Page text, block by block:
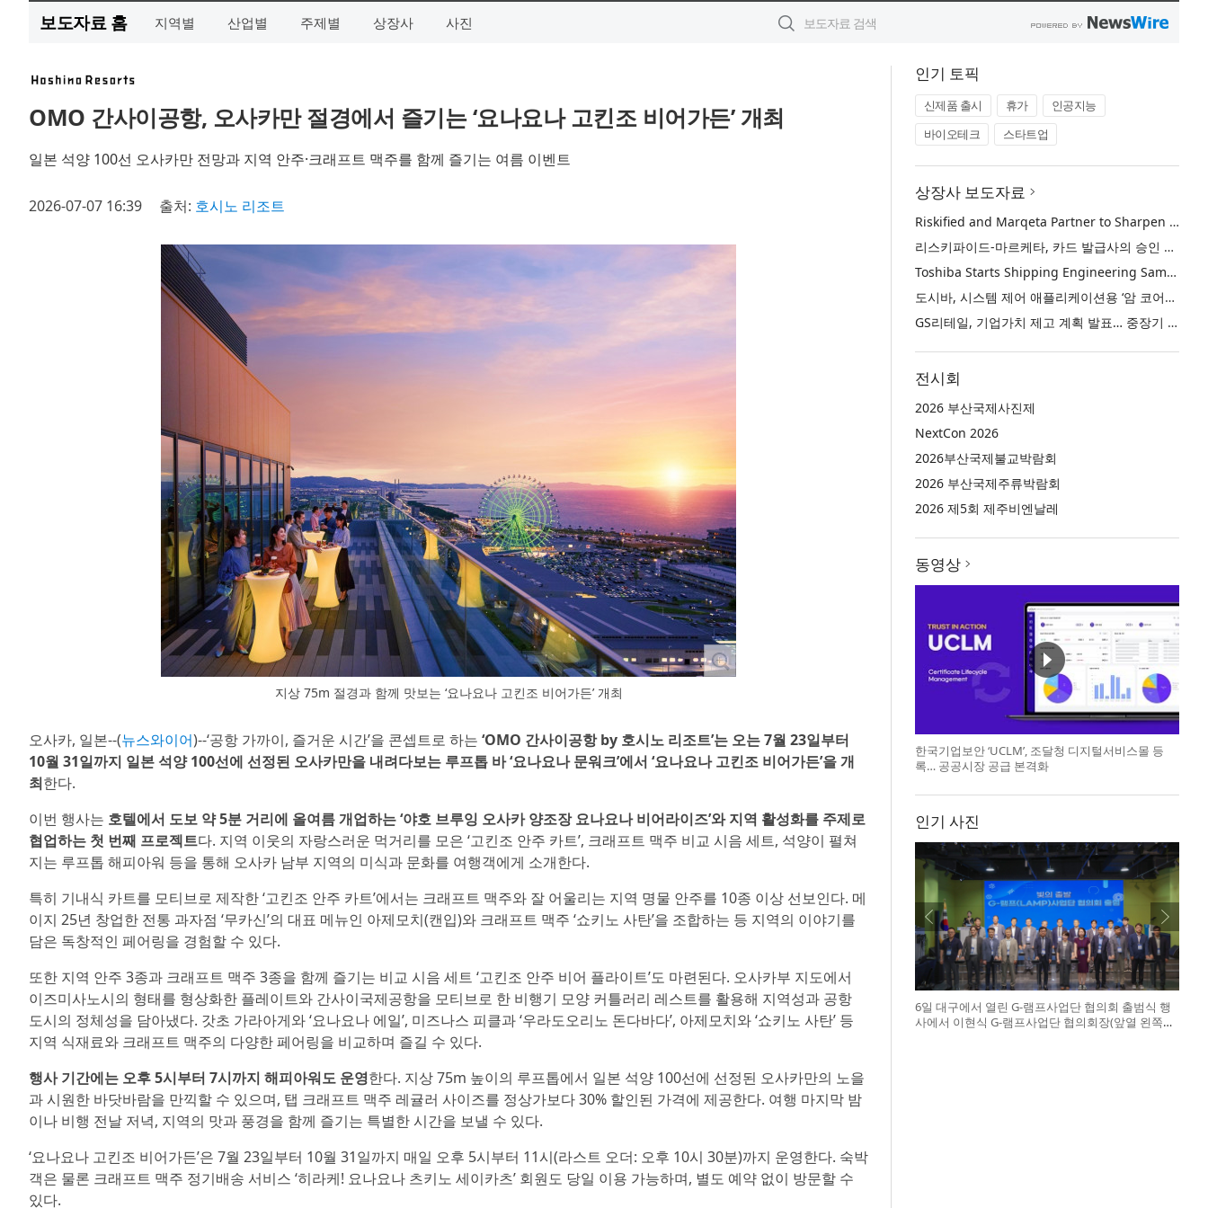
보도자료 홈 지역별 산업별 주제별 상장사 사진
OMO 간사이공항, 오사카만 절경에서 즐기는 ‘요나요나 고킨조 비어가든’ 개최
일본 석양 100선 오사카만 전망과 지역 안주·크래프트 맥주를 함께 즐기는 여름 이벤트
2026-07-07 16:39 출처: 호시노 리조트
지상 75m 절경과 함께 맛보는 ‘요나요나 고킨조 비어가든’ 개최
오사카, 일본--(뉴스와이어)--‘공항 가까이, 즐거운 시간’을 콘셉트로 하는 ‘OMO 간사이공항 by 호시노 리조트’는 오는 7월 23일부터
10월 31일까지 일본 석양 100선에 선정된 오사카만을 내려다보는 루프톱 바 ‘요나요나 문워크’에서 ‘요나요나 고킨조 비어가든’을 개
최한다.
이번 행사는 호텔에서 도보 약 5분 거리에 올여름 개업하는 ‘야호 브루잉 오사카 양조장 요나요나 비어라이즈’와 지역 활성화를 주제로
협업하는 첫 번째 프로젝트다. 지역 이웃의 자랑스러운 먹거리를 모은 ‘고킨조 안주 카트’, 크래프트 맥주 비교 시음 세트, 석양이 펼쳐
지는 루프톱 해피아워 등을 통해 오사카 남부 지역의 미식과 문화를 여행객에게 소개한다.
특히 기내식 카트를 모티브로 제작한 ‘고킨조 안주 카트’에서는 크래프트 맥주와 잘 어울리는 지역 명물 안주를 10종 이상 선보인다. 메
이지 25년 창업한 전통 과자점 ‘무카신’의 대표 메뉴인 아제모치(캔입)와 크래프트 맥주 ‘쇼키노 사탄’을 조합하는 등 지역의 이야기를
담은 독창적인 페어링을 경험할 수 있다.
또한 지역 안주 3종과 크래프트 맥주 3종을 함께 즐기는 비교 시음 세트 ‘고킨조 안주 비어 플라이트’도 마련된다. 오사카부 지도에서
이즈미사노시의 형태를 형상화한 플레이트와 간사이국제공항을 모티브로 한 비행기 모양 커틀러리 레스트를 활용해 지역성과 공항
도시의 정체성을 담아냈다. 갓초 가라아게와 ‘요나요나 에일’, 미즈나스 피클과 ‘우라도오리노 돈다바다’, 아제모치와 ‘쇼키노 사탄’ 등
지역 식재료와 크래프트 맥주의 다양한 페어링을 비교하며 즐길 수 있다.
행사 기간에는 오후 5시부터 7시까지 해피아워도 운영한다. 지상 75m 높이의 루프톱에서 일본 석양 100선에 선정된 오사카만의 노을
과 시원한 바닷바람을 만끽할 수 있으며, 탭 크래프트 맥주 레귤러 사이즈를 정상가보다 30% 할인된 가격에 제공한다. 여행 마지막 밤
이나 비행 전날 저녁, 지역의 맛과 풍경을 함께 즐기는 특별한 시간을 보낼 수 있다.
‘요나요나 고킨조 비어가든’은 7월 23일부터 10월 31일까지 매일 오후 5시부터 11시(라스트 오더: 오후 10시 30분)까지 운영한다. 숙박
객은 물론 크래프트 맥주 정기배송 서비스 ‘히라케! 요나요나 츠키노 세이카츠’ 회원도 당일 이용 가능하며, 별도 예약 없이 방문할 수
있다.
인기 토픽
신제품 출시 휴가
인공지능
바이오테크
스타트업
상장사 보도자료
Riskified and Marqeta Partner to Sharpen Card Issuer Authorization Decisions and Help Reduce False Declines
리스키파이드-마르케타, 카드 발급사의 승인 판단 정교화 및 오거절 감소 위해 협력
Toshiba Starts Shipping Engineering Samples of TXZ+™ Family Entry‑Class M4V Group, Standard Microcontrollers with Arm® Cortex®‑M4 Core for System Control Applications
도시바, 시스템 제어 애플리케이션용 ‘암 코어텍스-M4’ 코어 탑재 표준 마이크로컨트롤러 TXZ+ 패밀리 엔트리 클래스 ‘M4V 그룹’ 엔지니어링 샘플 출하 개시
GS리테일, 기업가치 제고 계획 발표… 중장기 성장 기반 강화와 주주가치 제고
전시회
2026 부산국제사진제
NextCon 2026
2026부산국제불교박람회
2026 부산국제주류박람회
2026 제5회 제주비엔날레
동영상
한국기업보안 ‘UCLM’, 조달청 디지털서비스몰 등
록… 공공시장 공급 본격화
인기 사진
6일 대구에서 열린 G-램프사업단 협의회 출범식 행
사에서 이현식 G-램프사업단 협의회장(앞열 왼쪽에